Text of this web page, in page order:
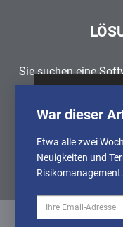
Webseite zu
stetig
Sie suchen eine
rund um die
War dieser
Etwa alle zwei
Neuigkeiten und
Risikomanagement.